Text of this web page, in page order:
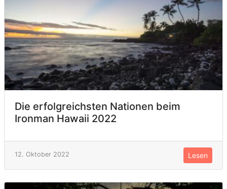
Die erfolgreichsten Nationen beim
Ironman Hawaii 2022
12. Oktober 2022 Lesen